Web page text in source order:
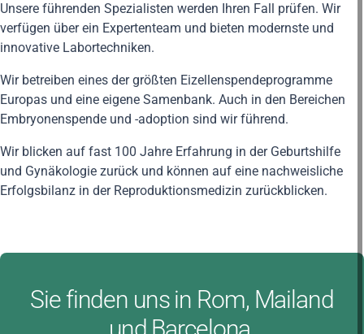
Unsere führenden Spezialisten werden Ihren Fall prüfen. Wir
verfügen über ein Expertenteam und bieten modernste und
innovative Labortechniken.
Wir betreiben eines der größten Eizellenspendeprogramme
Europas und eine eigene Samenbank. Auch in den Bereichen
Embryonenspende und -adoption sind wir führend.
Wir blicken auf fast 100 Jahre Erfahrung in der Geburtshilfe
und Gynäkologie zurück und können auf eine nachweisliche
Erfolgsbilanz in der Reproduktionsmedizin zurückblicken.
Sie finden uns in Rom, Mailand